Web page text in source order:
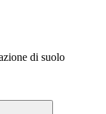
di suolo